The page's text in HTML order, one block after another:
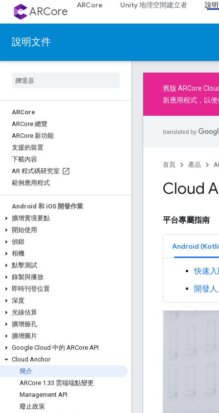
ARCore ARCore Unity 地理空間建立者 說
說明文件
ARCore
ARCore 總覽
ARCore 新功能
支援的裝置
下載內容
AR 程式碼研究室
範例應用程式
Android 和 iOS 開發作業
擴增實境要點
開始使用
偵錯
相機
點擊測試
錄製與播放
即時刊登位置
深度
光線估算
擴增臉孔
擴增圖片
Google Cloud 中的 ARCore API
Cloud Anchor
簡介
ARCore 1 .33 雲端端點變更
Management API
廢止政策
舊版 ARCore
新應用程式 ，以
首頁 產品
Cloud
平台專屬指南
Android
快速
開發